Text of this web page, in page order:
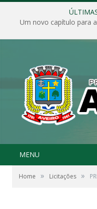
Um novo capítulo para
MENU
Home » Licitações »